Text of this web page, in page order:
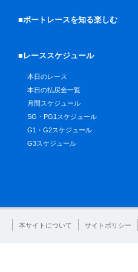
■ボートレースを知る楽しむ
■レーススケジュール
本日のレース
本日の払戻金一覧
月間スケジュール
SG・PG1スケジュール
G1・G2スケジュール
G3スケジュール
本サイトについて サイトポリシー